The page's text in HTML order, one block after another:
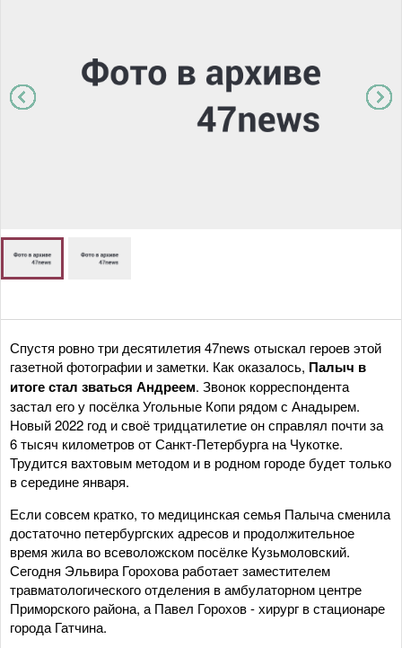
Спустя ровно три десятилетия 47news отыскал героев этой
газетной фотографии и заметки. Как оказалось, Палыч в
итоге стал зваться Андреем. Звонок корреспондента
застал его у посёлка Угольные Копи рядом с Анадырем.
Новый 2022 год и своё тридцатилетие он справлял почти за
6 тысяч километров от Санкт-Петербурга на Чукотке.
Трудится вахтовым методом и в родном городе будет только
в середине января.
Если совсем кратко, то медицинская семья Палыча сменила
достаточно петербургских адресов и продолжительное
время жила во всеволожском посёлке Кузьмоловский.
Сегодня Эльвира Горохова работает заместителем
травматологического отделения в амбулаторном центре
Приморского района, а Павел Горохов - хирург в стационаре
города Гатчина.